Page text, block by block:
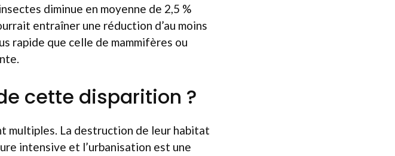
diminue en moyenne de 2,5 %
entraîner une réduction d’au moins
rapide que celle de mammifères ou
cette disparition ?
multiples. La destruction de leur habitat
intensive et l’urbanisation est une